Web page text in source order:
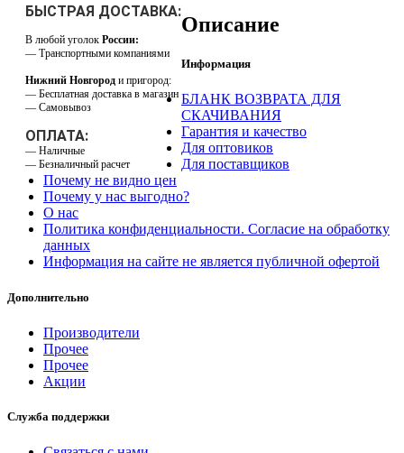
БЫСТРАЯ ДОСТАВКА:
В любой уголок России:
— Транспортными компаниями
Нижний Новгород и пригород:
— Бесплатная доставка в магазин
— Самовывоз
ОПЛАТА:
— Наличные
— Безналичный расчет
Описание
Информация
БЛАНК ВОЗВРАТА ДЛЯ
СКАЧИВАНИЯ
Гарантия и качество
Для оптовиков
Для поставщиков
Почему не видно цен
Почему у нас выгодно?
О нас
Политика конфиденциальности. Согласие на обработку
данных
Информация на сайте не является публичной офертой
Дополнительно
Производители
Прочее
Прочее
Акции
Служба поддержки